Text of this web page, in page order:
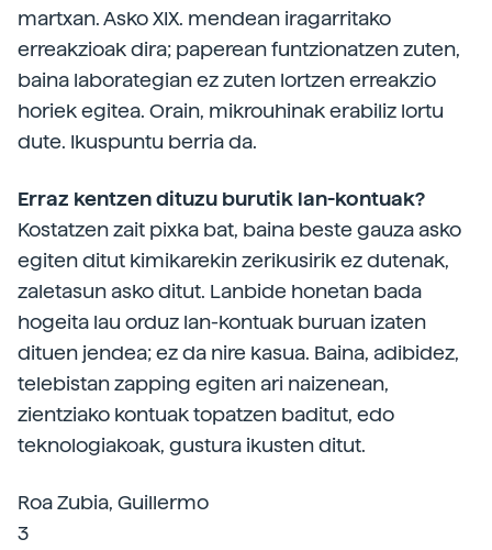
martxan. Asko XIX. mendean iragarritako
erreakzioak dira; paperean funtzionatzen zuten,
baina laborategian ez zuten lortzen erreakzio
horiek egitea. Orain, mikrouhinak erabiliz lortu
dute. Ikuspuntu berria da.
Erraz kentzen dituzu burutik lan-kontuak?
Kostatzen zait pixka bat, baina beste gauza asko
egiten ditut kimikarekin zerikusirik ez dutenak,
zaletasun asko ditut. Lanbide honetan bada
hogeita lau orduz lan-kontuak buruan izaten
dituen jendea; ez da nire kasua. Baina, adibidez,
telebistan zapping egiten ari naizenean,
zientziako kontuak topatzen baditut, edo
teknologiakoak, gustura ikusten ditut.
Roa Zubia, Guillermo
3